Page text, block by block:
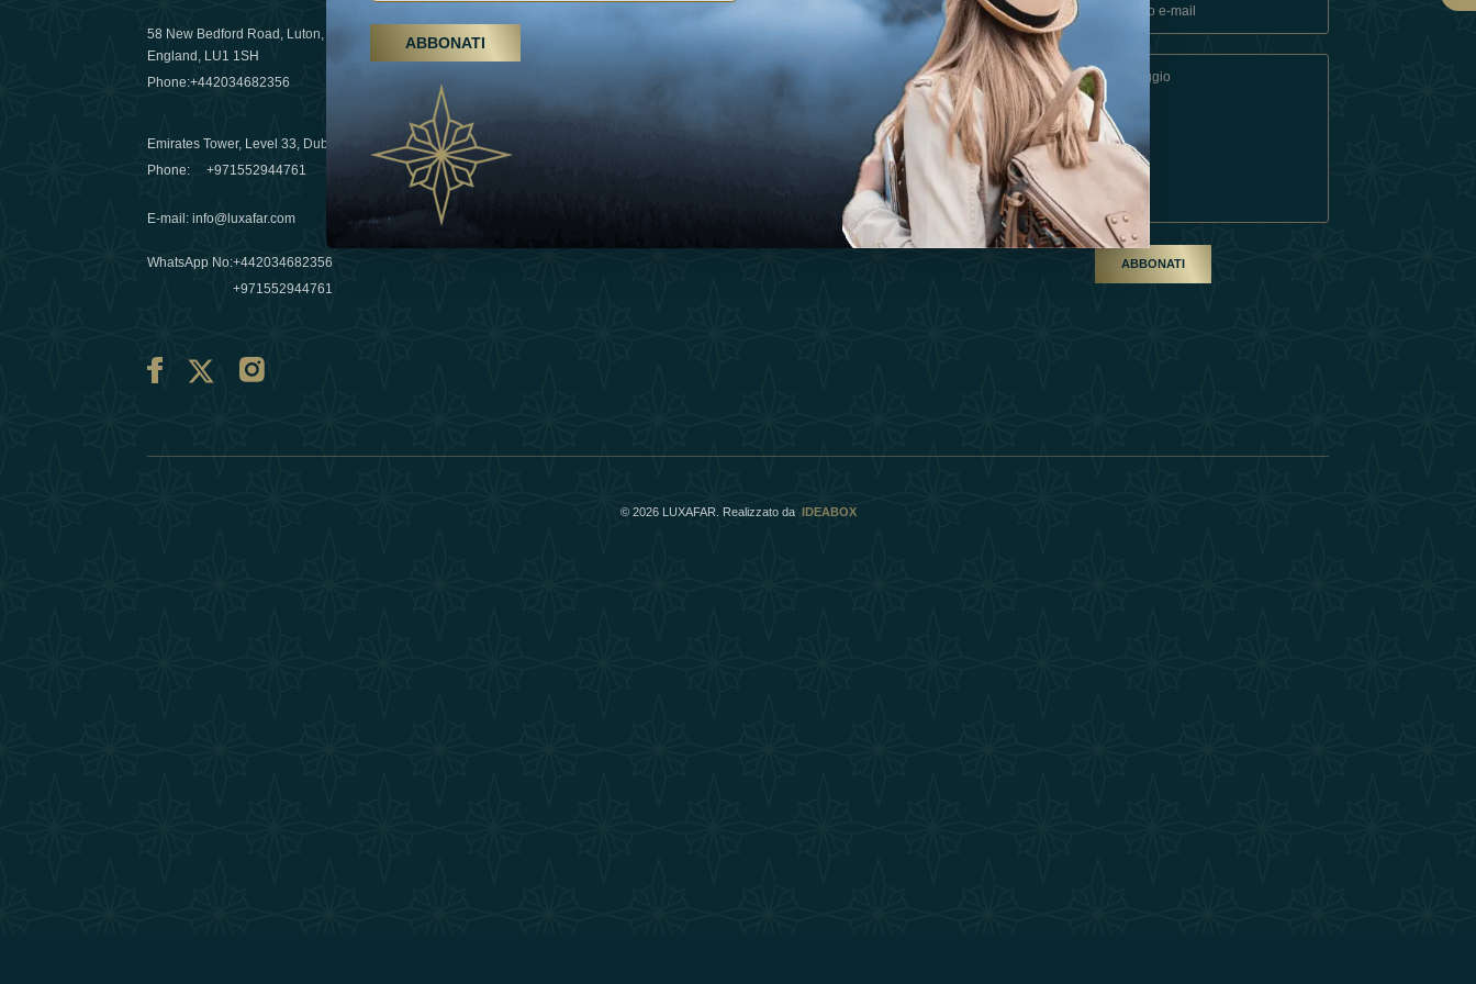
58 New Bedford Road, Luton,
England, LU1 1SH
Phone:+442034682356
Emirates Tower, Level 33, Dubai, UAE
Phone:+971552944761
E-mail :info@luxafar.com
WhatsApp No:+442034682356
+971552944761
Escursioni, trattamenti termali e yoga, gli
Emirati Arabi Uniti crescono come
destinazione del benessere
03 April 2025
Évasions hivernales pour les voyageurs des
Émirats: refinir le voyage de luxe
10 March 2025
Esperienza
Termini E Condizioni
Diventa Un Partner
Our Team
ABBONATI
© 2026 LUXAFAR. Realizzato da IDEABOX
ABBONATI